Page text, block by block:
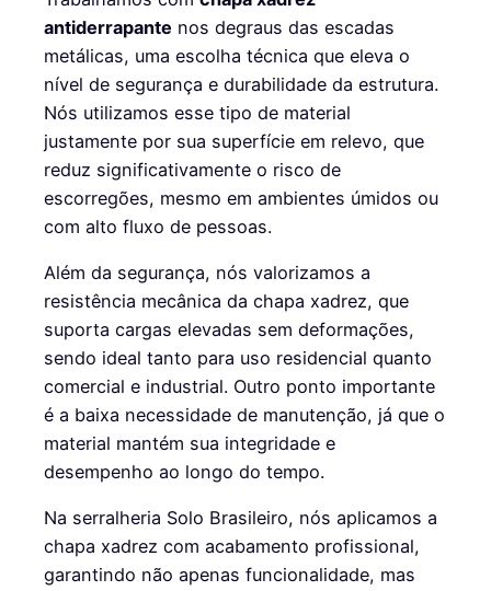
antiderrapante nos degraus das escadas
metálicas, uma escolha técnica que eleva o
nível de segurança e durabilidade da estrutura.
Nós utilizamos esse tipo de material
justamente por sua superfície em relevo, que
reduz significativamente o risco de
escorregões, mesmo em ambientes úmidos ou
com alto fluxo de pessoas.
Além da segurança, nós valorizamos a
resistência mecânica da chapa xadrez, que
suporta cargas elevadas sem deformações,
sendo ideal tanto para uso residencial quanto
comercial e industrial. Outro ponto importante
é a baixa necessidade de manutenção, já que o
material mantém sua integridade e
desempenho ao longo do tempo.
Na serralheria Solo Brasileiro, nós aplicamos a
chapa xadrez com acabamento profissional,
garantindo não apenas funcionalidade, mas